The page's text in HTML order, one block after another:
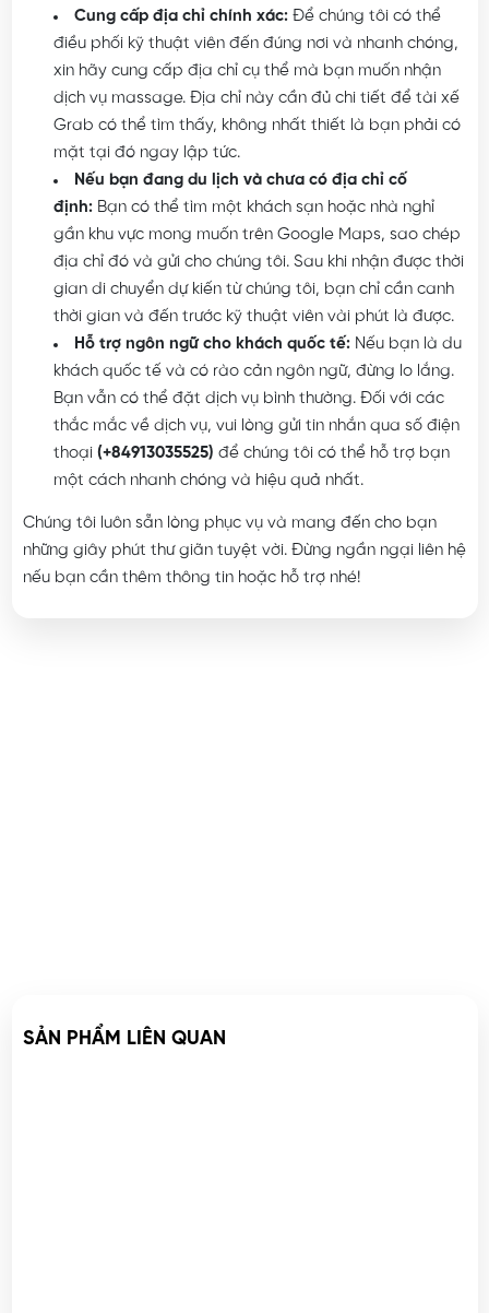
Cung cấp địa chỉ chính xác:Để chúng tôi có thể
điều phối kỹ thuật viên đến đúng nơi và nhanh chóng,
xin hãy cung cấp địa chỉ cụ thể mà bạn muốn nhận
dịch vụ massage. Địa chỉ này cần đủ chi tiết để tài xế
Grab có thể tìm thấy, không nhất thiết là bạn phải có
mặt tại đó ngay lập tức.
Nếu bạn đang du lịch và chưa có địa chỉ cố
định:Bạn có thể tìm một khách sạn hoặc nhà nghỉ
gần khu vực mong muốn trên Google Maps, sao chép
địa chỉ đó và gửi cho chúng tôi. Sau khi nhận được thời
gian di chuyển dự kiến từ chúng tôi, bạn chỉ cần canh
thời gian và đến trước kỹ thuật viên vài phút là được.
Hỗ trợ ngôn ngữ cho khách quốc tế:Nếu bạn là du
khách quốc tế và có rào cản ngôn ngữ, đừng lo lắng.
Bạn vẫn có thể đặt dịch vụ bình thường. Đối với các
thắc mắc về dịch vụ, vui lòng gửi tin nhắn qua số điện
thoại (+84913035525) để chúng tôi có thể hỗ trợ bạn
một cách nhanh chóng và hiệu quả nhất.
Chúng tôi luôn sẵn lòng phục vụ và mang đến cho bạn
những giây phút thư giãn tuyệt vời. Đừng ngần ngại liên hệ
nếu bạn cần thêm thông tin hoặc hỗ trợ nhé!
SẢN PHẨM LIÊN QUAN